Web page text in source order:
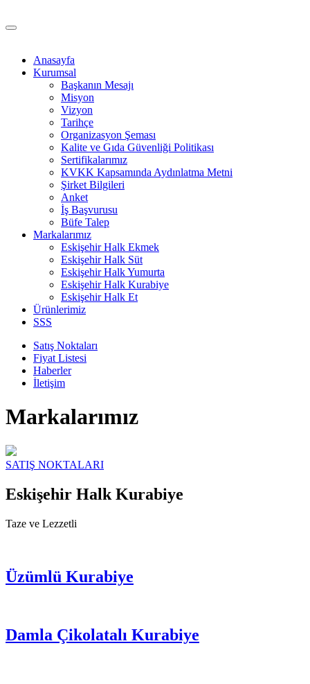
Anasayfa
Kurumsal
Başkanın Mesajı
Misyon
Vizyon
Tarihçe
Organizasyon Şeması
Kalite ve Gıda Güvenliği Politikası
Sertifikalarımız
KVKK Kapsamında Aydınlatma Metni
Şirket Bilgileri
Anket
İş Başvurusu
Büfe Talep
Markalarımız
Eskişehir Halk Ekmek
Eskişehir Halk Süt
Eskişehir Halk Yumurta
Eskişehir Halk Kurabiye
Eskişehir Halk Et
Ürünlerimiz
SSS
Satış Noktaları
Fiyat Listesi
Haberler
İletişim
Markalarımız
SATIŞ NOKTALARI
Eskişehir Halk Kurabiye
Taze ve Lezzetli
Üzümlü Kurabiye
Damla Çikolatalı Kurabiye